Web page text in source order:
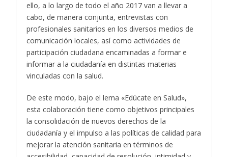
ello, a lo largo de todo el año 2017 van a llevar a
cabo, de manera conjunta, entrevistas con
profesionales sanitarios en los diversos medios de
comunicación locales, así como actividades de
participación ciudadana encaminadas a formar e
informar a la ciudadanía en distintas materias
vinculadas con la salud.
De este modo, bajo el lema «Edúcate en Salud»,
esta colaboración tiene como objetivos principales
la consolidación de nuevos derechos de la
ciudadanía y el impulso a las políticas de calidad para
mejorar la atención sanitaria en términos de